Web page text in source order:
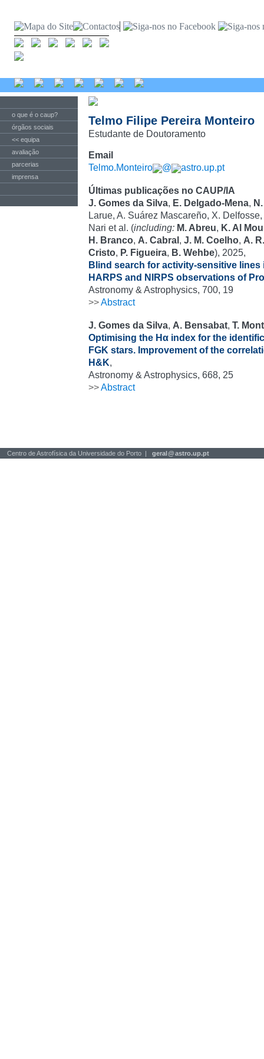
o que é o caup?
órgãos sociais
<< equipa
avaliação
parcerias
imprensa
Telmo Filipe Pereira Monteiro
Estudante de Doutoramento
Email
Telmo.Monteiro
@ astro.up.pt
Últimas publicações no CAUP/IA
J. Gomes da Silva, E. Delgado-Mena,
Larue, A. Suárez Mascareño, X.
Nari et al. (including: M. Abreu, K. Al
H. Branco, A. Cabral , J. M. Coelho, A.
Cristo, P. Figueira, B. Wehbe), 2025,
Blind search for activity-sensitive
HARPS and NIRPS observations of
Astronomy & Astrophysics, 700, 19
>>Abstract
J. Gomes da Silva, A. Bensabat, T.
Optimising the Hα index for the
FGK stars. Improvement of the
H&K,
Astronomy & Astrophysics, 668, 25
>>Abstract
Centro de Astrofísica da Universidade do Porto | geral@astro.up.pt